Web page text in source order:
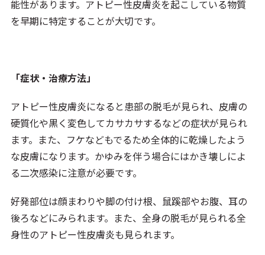
能性があります。アトピー性皮膚炎を起こしている物質
を早期に特定することが大切です。
「症状・治療方法」
アトピー性皮膚炎になると患部の脱毛が見られ、皮膚の
硬質化や黒く変色してカサカサするなどの症状が見られ
ます。また、フケなどもでるため全体的に乾燥したよう
な皮膚になります。かゆみを伴う場合にはかき壊しによ
る二次感染に注意が必要です。
好発部位は顔まわりや脚の付け根、鼠蹊部やお腹、耳の
後ろなどにみられます。また、全身の脱毛が見られる全
身性のアトピー性皮膚炎も見られます。